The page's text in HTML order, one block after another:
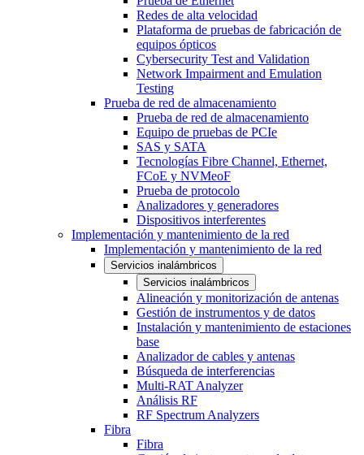
Redes de alta velocidad
Plataforma de pruebas de fabricación de
equipos ópticos
Cybersecurity Test and Validation
Network Impairment and Emulation
Testing
Prueba de red de almacenamiento
Prueba de red de almacenamiento
Equipo de pruebas de PCIe
SAS y SATA
Tecnologías Fibre Channel, Ethernet,
FCoE y NVMeoF
Prueba de protocolo
Analizadores y generadores
Dispositivos interferentes
Implementación y mantenimiento de la red
Implementación y mantenimiento de la red
Servicios inalámbricos
Servicios inalámbricos
Alineación y monitorización de antenas
Gestión de instrumentos y de datos
Instalación y mantenimiento de estaciones
base
Analizador de cables y antenas
Búsqueda de interferencias
Multi-RAT Analyzer
Análisis RF
RF Spectrum Analyzers
Fibra
Fibra